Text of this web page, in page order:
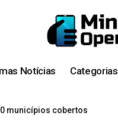
Notícias Categorias
municípios cobertos